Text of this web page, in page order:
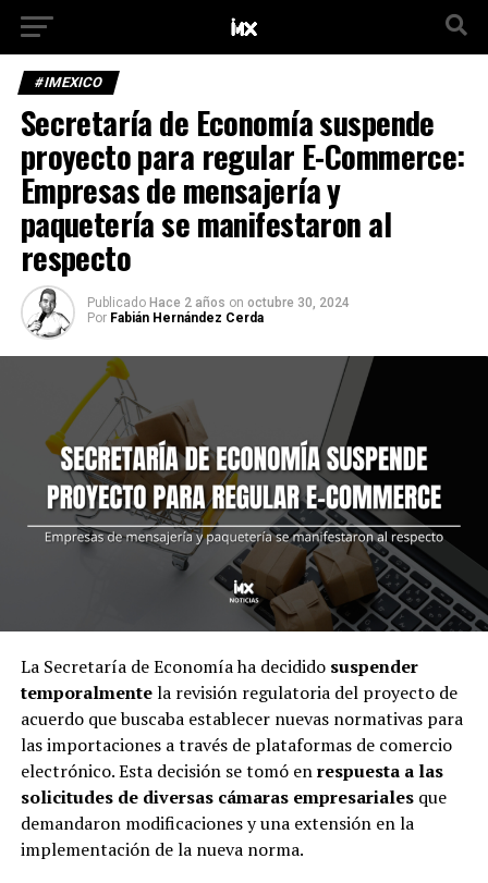
#IMEXICO
Secretaría de Economía suspende
proyecto para regular E-Commerce:
Empresas de mensajería y
paquetería se manifestaron al
respecto
Publicado Hace 2 años on octubre 30, 2024
Por Fabián Hernández Cerda
La Secretaría de Economía ha decidido suspender
temporalmentela revisión regulatoria del proyecto de
acuerdo que buscaba establecer nuevas normativas para
las importaciones a través de plataformas de comercio
electrónico. Esta decisión se tomó enrespuesta a las
solicitudes de diversas cámaras empresarialesque
demandaron modificaciones y una extensión en la
implementación de la nueva norma.